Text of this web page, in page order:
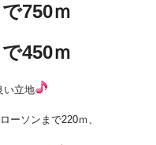
750ｍ
450ｍ
い立地
ーソンまで220ｍ、